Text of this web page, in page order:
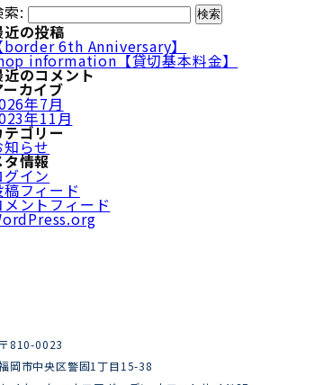
索:
近の投稿
border 6th Anniversary】
information【貸切基本料金】
近のコメント
ーカイブ
年7月
年11月
テゴリー
知らせ
タ情報
グイン
稿フィード
メントフィード
〒810-0023
岡市中央区警固1丁目15-38